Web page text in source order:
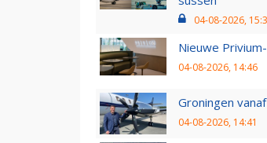
04-08-2026,
Nieuwe
04-08-2026, 14:46
Groningen
04-08-2026, 14:41